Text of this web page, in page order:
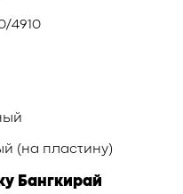
4910
(на пластину)
Бангкирай